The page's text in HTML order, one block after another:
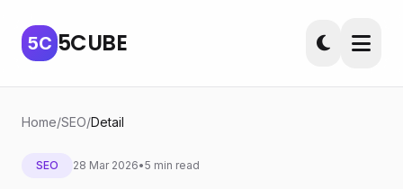
5C 5CUBE
Home/SEO/Detail
SEO 28 Mar 2026•5 min read